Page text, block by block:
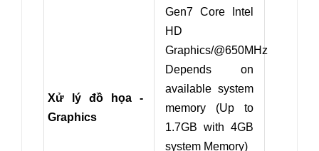
Xử lý đồ họa -
Graphics
Gen7 Core Intel
HD
Graphics/@650MHz
Depends on
available system
memory (Up to
1.7GB with 4GB
system Memory)